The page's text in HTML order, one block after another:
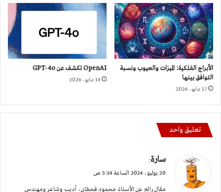
الأبراج الفلكية: الميزات والعيوب ونسبة
التوافق بينها
17 مايو، 2024
OpenAI تكشف عن GPT-4o
14 مايو، 2024
تعليق واحد
يسارة:
20 يوليو، 2024 الساعة 5:14 ص
مقال رائع عن الأستاذ محمود قحطان، أديب وشاعر ومهندس